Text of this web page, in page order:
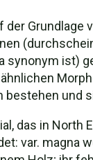
Grundlage
synonym ist)
und
das in North
var. magna